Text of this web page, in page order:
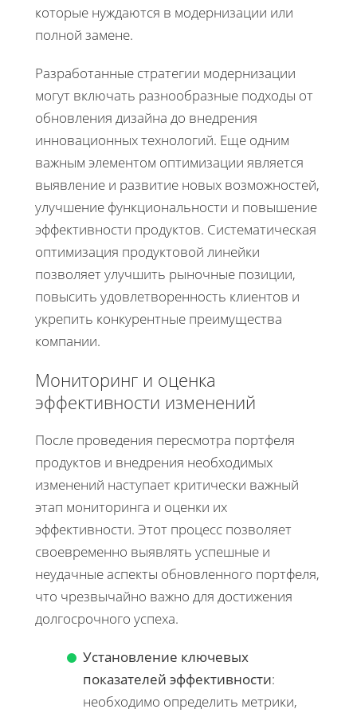
которые нуждаются в модернизации или
полной замене.
Разработанные стратегии модернизации
могут включать разнообразные подходы от
обновления дизайна до внедрения
инновационных технологий. Еще одним
важным элементом оптимизации является
выявление и развитие новых возможностей,
улучшение функциональности и повышение
эффективности продуктов. Систематическая
оптимизация продуктовой линейки
позволяет улучшить рыночные позиции,
повысить удовлетворенность клиентов и
укрепить конкурентные преимущества
компании.
Мониторинг и оценка
эффективности изменений
После проведения пересмотра портфеля
продуктов и внедрения необходимых
изменений наступает критически важный
этап мониторинга и оценки их
эффективности. Этот процесс позволяет
своевременно выявлять успешные и
неудачные аспекты обновленного портфеля,
что чрезвычайно важно для достижения
долгосрочного успеха.
Установление ключевых
показателей эффективности:
необходимо определить метрики,